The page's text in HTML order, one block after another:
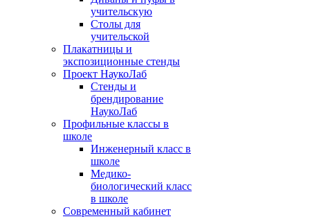
учительскую
Столы для
учительской
Плакатницы и
экспозиционные стенды
Проект НаукоЛаб
Стенды и
брендирование
НаукоЛаб
Профильные классы в
школе
Инженерный класс в
школе
Медико-
биологический класс
в школе
Современный кабинет